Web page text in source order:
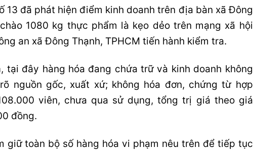
13 đã phát hiện điểm kinh doanh trên địa bàn xã Đông
1080 kg thực phẩm là kẹo dẻo trên mạng xã hội
an xã Đông Thạnh, TPHCM tiến hành kiểm tra.
tại đây hàng hóa đang chứa trữ và kinh doanh không
nguồn gốc, xuất xứ; không hóa đơn, chứng từ hợp
viên, chưa qua sử dụng, tổng trị giá theo giá
đồng.
giữ toàn bộ số hàng hóa vi phạm nêu trên để tiếp tục